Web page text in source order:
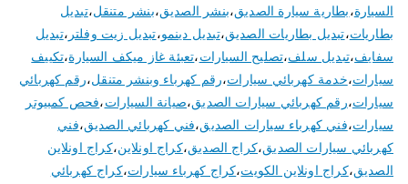
السيارة،بطارية سيارة الصديق،بنشر الصديق،بنشر متنقل،تبديل
بطاريات،تبديل بطاريات الصديق،تبديل دينمو،تبديل زيت وفلتر ،تبديل
سفايف،تبديل سلف،تصليح السيارات،تعبئة غاز ميكف السيارة،تكييف
سيارات،خدمة كهربائي سيارات،رقم كهرباء وبنشر متنقل،رقم كهربائي
سيارات،رقم كهربائي سيارات الصديق،صيانة السيارات،فحص كمبيوتر
سيارات،فني كهرباء سيارات الصديق،فني كهربائي الصديق،فني
كهربائي سيارات الصديق،كراج الصديق،كراج اونلاين،كراج اونلاين
الصديق،كراج اونلاين الكويت،كراج كهرباء سيارات،كراج كهربائي